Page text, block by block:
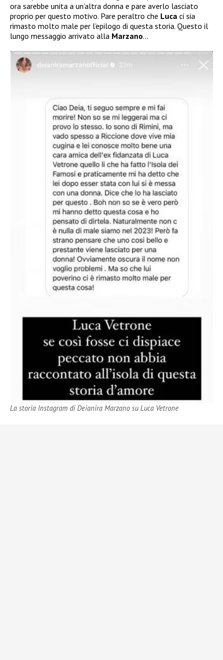
ora sarebbe unita a un’altra donna e pare averlo lasciato
proprio per questo motivo. Pare peraltro che Luca ci sia
rimasto molto male per l’epilogo di questa storia. Questo il
lungo messaggio arrivato alla Marzano…
La storia Instagram di Deianira Marzano su Luca Vetrone